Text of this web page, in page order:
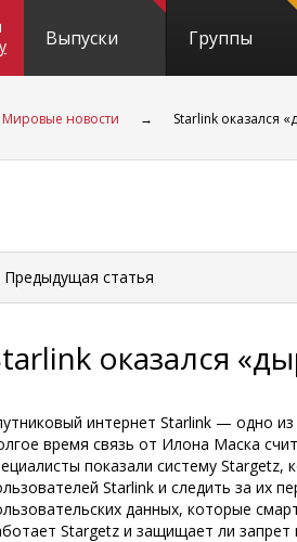
Выпуски Группы
Мировые новости → Starlink оказался
статья
оказался
интернет Starlink — одно
время связь от Илона Маска
показали систему
Starlink и следить за их
данных, которые
Stargetz и защищает ли